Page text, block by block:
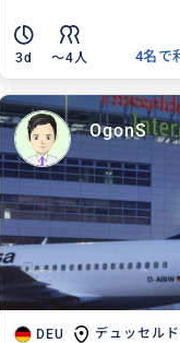
3d 〜4人
4名で
DEU デュッセル
OgonS